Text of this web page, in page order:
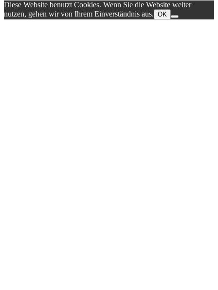
Diese Website benutzt Cookies. Wenn Sie die Website weiter
nutzen, gehen wir von Ihrem Einverständnis aus. OK